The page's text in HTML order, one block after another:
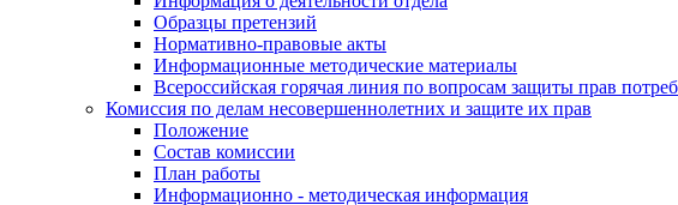
Образцы претензий
Нормативно-правовые акты
Информационные методические материалы
Всероссийская горячая линия по вопросам защиты прав
Комиссия по делам несовершеннолетних и защите их прав
Положение
Состав комиссии
План работы
Информационно - методическая информация